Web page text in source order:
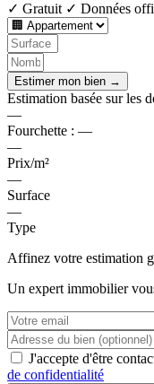
✓ Gratuit ✓ Données
Estimer mon bien →
Estimation basée sur les
—
Fourchette : —
—
Prix/m²
—
Surface
—
Type
Affinez votre estimation
Un expert immobilier
J'accepte d'être
de confidentialité